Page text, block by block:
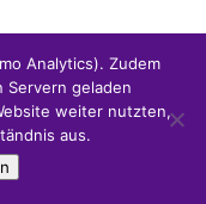
, S. 75.
Analytics). Zudem
geladen
weiter nutzten,
aus.